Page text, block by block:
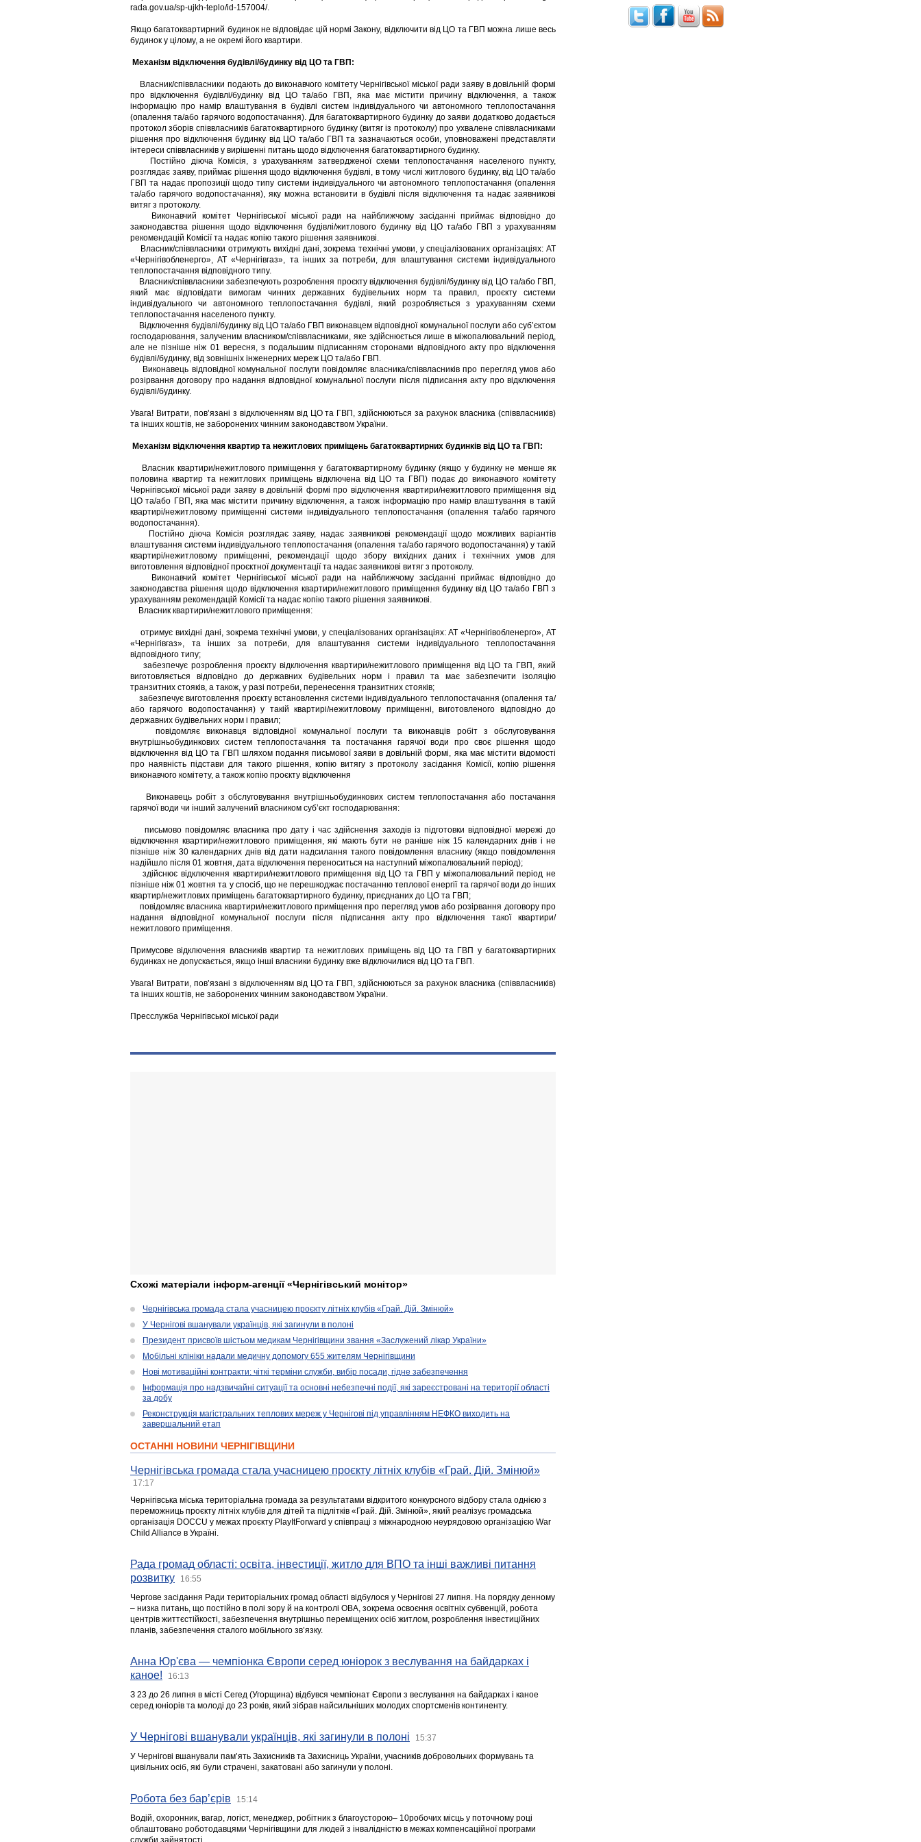
rada.gov.ua/sp-ujkh-teplo/id-157004/.
Якщо багатоквартирний будинок не відповідає цій нормі Закону, відключити від ЦО та ГВП можна лише весь
будинок у цілому, а не окремі його квартири.
Механізм відключення будівлі/будинку від ЦО та ГВП:
Власник/співвласники подають до виконавчого комітету Чернігівської міської ради заяву в довільній формі
про відключення будівлі/будинку від ЦО та/або ГВП, яка має містити причину відключення, а також
інформацію про намір влаштування в будівлі систем індивідуального чи автономного теплопостачання
(опалення та/або гарячого водопостачання). Для багатоквартирного будинку до заяви додатково додається
протокол зборів співвласників багатоквартирного будинку (витяг із протоколу) про ухвалене співвласниками
рішення про відключення будинку від ЦО та/або ГВП та зазначаються особи, уповноважені представляти
інтереси співвласників у вирішенні питань щодо відключення багатоквартирного будинку.
Постійно діюча Комісія, з урахуванням затвердженої схеми теплопостачання населеного пункту,
розглядає заяву, приймає рішення щодо відключення будівлі, в тому числі житлового будинку, від ЦО та/або
ГВП та надає пропозиції щодо типу системи індивідуального чи автономного теплопостачання (опалення
та/або гарячого водопостачання), яку можна встановити в будівлі після відключення та надає заявникові
витяг з протоколу.
Виконавчий комітет Чернігівської міської ради на найближчому засіданні приймає відповідно до
законодавства рішення щодо відключення будівлі/житлового будинку від ЦО та/або ГВП з урахуванням
рекомендацій Комісії та надає копію такого рішення заявникові.
Власник/співвласники отримують вихідні дані, зокрема технічні умови, у спеціалізованих організаціях: АТ
«Чернігівобленерго», АТ «Чернігівгаз», та інших за потреби, для влаштування системи індивідуального
теплопостачання відповідного типу.
Власник/співвласники забезпечують розроблення проєкту відключення будівлі/будинку від ЦО та/або ГВП,
який має відповідати вимогам чинних державних будівельних норм та правил, проєкту системи
індивідуального чи автономного теплопостачання будівлі, який розробляється з урахуванням схеми
теплопостачання населеного пункту.
Відключення будівлі/будинку від ЦО та/або ГВП виконавцем відповідної комунальної послуги або суб’єктом
господарювання, залученим власником/співвласниками, яке здійснюється лише в міжопалювальний період,
але не пізніше ніж 01 вересня, з подальшим підписанням сторонами відповідного акту про відключення
будівлі/будинку, від зовнішніх інженерних мереж ЦО та/або ГВП.
Виконавець відповідної комунальної послуги повідомляє власника/співвласників про перегляд умов або
розірвання договору про надання відповідної комунальної послуги після підписання акту про відключення
будівлі/будинку.
Увага! Витрати, пов’язані з відключенням від ЦО та ГВП, здійснюються за рахунок власника (співвласників)
та інших коштів, не заборонених чинним законодавством України.
Механізм відключення квартир та нежитлових приміщень багатоквартирних будинків від ЦО та ГВП:
Власник квартири/нежитлового приміщення у багатоквартирному будинку (якщо у будинку не менше як
половина квартир та нежитлових приміщень відключена від ЦО та ГВП) подає до виконавчого комітету
Чернігівської міської ради заяву в довільній формі про відключення квартири/нежитлового приміщення від
ЦО та/або ГВП, яка має містити причину відключення, а також інформацію про намір влаштування в такій
квартирі/нежитловому приміщенні системи індивідуального теплопостачання (опалення та/або гарячого
водопостачання).
Постійно діюча Комісія розглядає заяву, надає заявникові рекомендації щодо можливих варіантів
влаштування системи індивідуального теплопостачання (опалення та/або гарячого водопостачання) у такій
квартирі/нежитловому приміщенні, рекомендації щодо збору вихідних даних і технічних умов для
виготовлення відповідної проєктної документації та надає заявникові витяг з протоколу.
Виконавчий комітет Чернігівської міської ради на найближчому засіданні приймає відповідно до
законодавства рішення щодо відключення квартири/нежитлового приміщення будинку від ЦО та/або ГВП з
урахуванням рекомендацій Комісії та надає копію такого рішення заявникові.
Власник квартири/нежитлового приміщення:
отримує вихідні дані, зокрема технічні умови, у спеціалізованих організаціях: АТ «Чернігівобленерго», АТ
«Чернігівгаз», та інших за потреби, для влаштування системи індивідуального теплопостачання
відповідного типу;
забезпечує розроблення проєкту відключення квартири/нежитлового приміщення від ЦО та ГВП, який
виготовляється відповідно до державних будівельних норм і правил та має забезпечити ізоляцію
транзитних стояків, а також, у разі потреби, перенесення транзитних стояків;
забезпечує виготовлення проєкту встановлення системи індивідуального теплопостачання (опалення та/
або гарячого водопостачання) у такій квартирі/нежитловому приміщенні, виготовленого відповідно до
державних будівельних норм і правил;
повідомляє виконавця відповідної комунальної послуги та виконавців робіт з обслуговування
внутрішньобудинкових систем теплопостачання та постачання гарячої води про своє рішення щодо
відключення від ЦО та ГВП шляхом подання письмової заяви в довільній формі, яка має містити відомості
про наявність підстави для такого рішення, копію витягу з протоколу засідання Комісії, копію рішення
виконавчого комітету, а також копію проєкту відключення
Виконавець робіт з обслуговування внутрішньобудинкових систем теплопостачання або постачання
гарячої води чи інший залучений власником суб’єкт господарювання:
письмово повідомляє власника про дату і час здійснення заходів із підготовки відповідної мережі до
відключення квартири/нежитлового приміщення, які мають бути не раніше ніж 15 календарних днів і не
пізніше ніж 30 календарних днів від дати надсилання такого повідомлення власнику (якщо повідомлення
надійшло після 01 жовтня, дата відключення переноситься на наступний міжопалювальний період);
здійснює відключення квартири/нежитлового приміщення від ЦО та ГВП у міжопалювальний період не
пізніше ніж 01 жовтня та у спосіб, що не перешкоджає постачанню теплової енергії та гарячої води до інших
квартир/нежитлових приміщень багатоквартирного будинку, приєднаних до ЦО та ГВП;
повідомляє власника квартири/нежитлового приміщення про перегляд умов або розірвання договору про
надання відповідної комунальної послуги після підписання акту про відключення такої квартири/
нежитлового приміщення.
Примусове відключення власників квартир та нежитлових приміщень від ЦО та ГВП у багатоквартирних
будинках не допускається, якщо інші власники будинку вже відключилися від ЦО та ГВП.
Увага! Витрати, пов’язані з відключенням від ЦО та ГВП, здійснюються за рахунок власника (співвласників)
та інших коштів, не заборонених чинним законодавством України.
Пресслужба Чернігівської міської ради
Схожі матеріали інформ-агенції «Чернігівський монітор»
Чернігівська громада стала учасницею проєкту літніх клубів «Грай. Дій. Змінюй»
У Чернігові вшанували українців, які загинули в полоні
Президент присвоїв шістьом медикам Чернігівщини звання «Заслужений лікар України»
Мобільні клініки надали медичну допомогу 655 жителям Чернігівщини
Нові мотиваційні контракти: чіткі терміни служби, вибір посади, гідне забезпечення
Інформація про надзвичайні ситуації та основні небезпечні події, які зареєстровані на території області
за добу
Реконструкція магістральних теплових мереж у Чернігові під управлінням НЕФКО виходить на
завершальний етап
ОСТАННІ НОВИНИ ЧЕРНІГІВЩИНИ
Чернігівська громада стала учасницею проєкту літніх клубів «Грай. Дій. Змінюй»
17:17
Чернігівська міська територіальна громада за результатами відкритого конкурсного відбору стала однією з
переможниць проєкту літніх клубів для дітей та підлітків «Грай. Дій. Змінюй», який реалізує громадська
організація DOCCU у межах проєкту PlayItForward у співпраці з міжнародною неурядовою організацією War
Child Alliance в Україні.
Рада громад області: освіта, інвестиції, житло для ВПО та інші важливі питання
розвитку
16:55
Чергове засідання Ради територіальних громад області відбулося у Чернігові 27 липня. На порядку денному
– низка питань, що постійно в полі зору й на контролі ОВА, зокрема освоєння освітніх субвенцій, робота
центрів життєстійкості, забезпечення внутрішньо переміщених осіб житлом, розроблення інвестиційних
планів, забезпечення сталого мобільного зв’язку.
Анна Юр'єва — чемпіонка Європи серед юніорок з веслування на байдарках і
каное!
16:13
З 23 до 26 липня в місті Сегед (Угорщина) відбувся чемпіонат Європи з веслування на байдарках і каное
серед юніорів та молоді до 23 років, який зібрав найсильніших молодих спортсменів континенту.
У Чернігові вшанували українців, які загинули в полоні 15:37
У Чернігові вшанували пам’ять Захисників та Захисниць України, учасників добровольчих формувань та
цивільних осіб, які були страчені, закатовані або загинули у полоні.
Робота без бар’єрів 15:14
Водій, охоронник, вагар, логіст, менеджер, робітник з благоусторою– 10робочих місць у поточному році
облаштовано роботодавцями Чернігівщини для людей з інвалідністю в межах компенсаційної програми
служби зайнятості.